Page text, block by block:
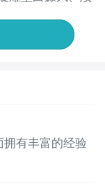
有丰富的经验